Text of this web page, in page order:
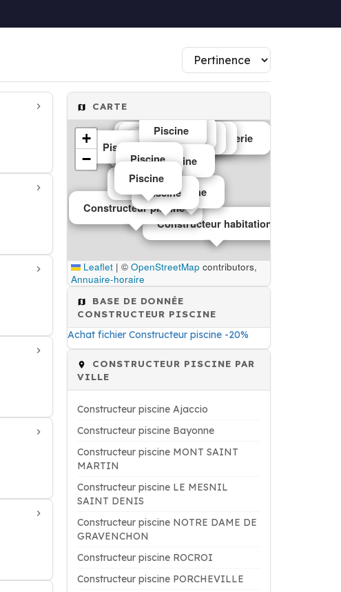
CARTE
Constructeur habitation
Constructeur piscine
Entreprise de maçonnerie
Maçonnerie
maçon
PiscinePiscine
Piscine
Piscine
Piscine
Piscine
Piscine
Piscine
Piscine
Piscine
Piscine
Piscine
Piscine
+
−
Leaflet | © OpenStreetMap contributors,
Annuaire-horaire
BASE DE DONNÉE
CONSTRUCTEUR PISCINE
Achat fichier Constructeur piscine -20%
CONSTRUCTEUR PISCINE PAR
VILLE
Constructeur piscine Ajaccio
Constructeur piscine Bayonne
Constructeur piscine MONT SAINT
MARTIN
Constructeur piscine LE MESNIL
SAINT DENIS
Constructeur piscine NOTRE DAME DE
GRAVENCHON
Constructeur piscine ROCROI
Constructeur piscine PORCHEVILLE